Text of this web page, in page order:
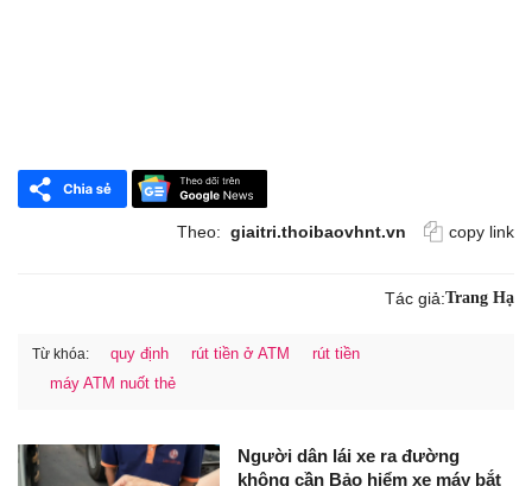
Theo: giaitri.thoibaovhnt.vn copy link
Tác giả:Trang Hạ
Từ khóa: quy định rút tiền ở ATM
rút tiền
máy ATM nuốt thẻ
Người dân lái xe ra đường
không cần Bảo hiểm xe máy bắt